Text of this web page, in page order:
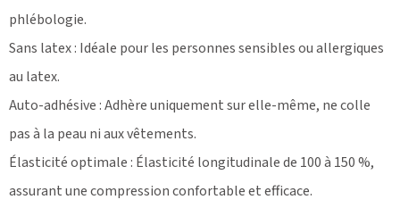
phlébologie.
Sans latex : Idéale pour les personnes sensibles ou allergiques
au latex.
Auto-adhésive : Adhère uniquement sur elle-même, ne colle
pas à la peau ni aux vêtements.
Élasticité optimale : Élasticité longitudinale de 100 à 150 %,
assurant une compression confortable et efficace.